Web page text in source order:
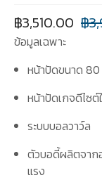
฿
฿3,510.00
ข้อมูลเฉพาะ
หน้าปัดขนาด 80
หน้าปัดเกจดีไซต์
ระบบบอลวาว์ล
ตัวบอดี้ผลิตจาก
แรง